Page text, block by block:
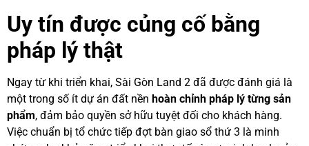
Uy tín được củng cố bằng
pháp lý thật
Ngay từ khi triển khai, Sài Gòn Land 2 đã được đánh giá là
một trong số ít dự án đất nền hoàn chỉnh pháp lý từng sản
phẩm, đảm bảo quyền sở hữu tuyệt đối cho khách hàng.
Việc chuẩn bị tổ chức tiếp đợt bàn giao sổ thứ 3 là minh